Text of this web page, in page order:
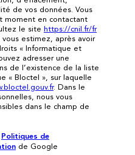
de vos données. Vous
moment en contactant
le site https://cnil.fr/fr
vous estimez, après avoir
« Informatique et
adresser une
de l’existence de la liste
« Bloctel », sur laquelle
. Dans le
nous vous
dans le champ de
Politiques de
de Google